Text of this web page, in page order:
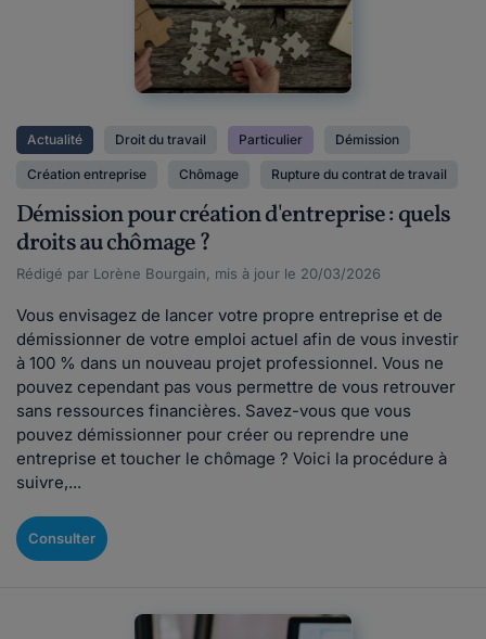
Actualité Droit du travail Particulier Démission
Création entreprise Chômage Rupture du contrat de travail
Démission pour création d'entreprise : quels
droits au chômage ?
Rédigé par Lorène Bourgain, mis à jour le 20/03/2026
Vous envisagez de lancer votre propre entreprise et de
démissionner de votre emploi actuel afin de vous investir
à 100 % dans un nouveau projet professionnel. Vous ne
pouvez cependant pas vous permettre de vous retrouver
sans ressources financières. Savez-vous que vous
pouvez démissionner pour créer ou reprendre une
entreprise et toucher le chômage ? Voici la procédure à
suivre,...
Consulter